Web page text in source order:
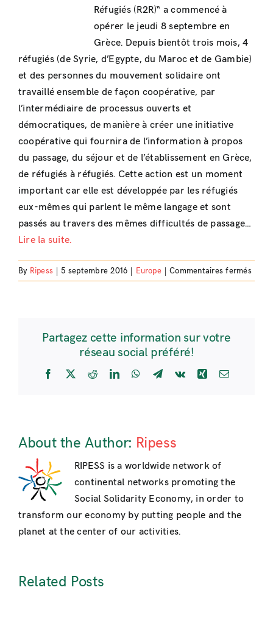
Réfugiés (R2R)“ a commencé à
opérer le jeudi 8 septembre en
Grèce. Depuis bientôt trois mois, 4
réfugiés (de Syrie, d’Egypte, du Maroc et de Gambie)
et des personnes du mouvement solidaire ont
travaillé ensemble de façon coopérative, par
l’intermédiaire de processus ouverts et
démocratiques, de manière à créer une initiative
coopérative qui fournira de l’information à propos
du passage, du séjour et de l’établissement en Grèce,
de réfugiés à réfugiés. Cette action est un moment
important car elle est développée par les réfugiés
eux-mêmes qui parlent le même langage et sont
passés au travers des mêmes difficultés de passage…
Lire la suite.
By Ripess 5 septembre 2016 Europe Commentaires ferméssur
Un
Partagez cette information sur votre
réseau social préféré!
Facebook
X RedditLinkedInWhatsApp
Telegram
Vk Xing Email
About the Author: Ripess
RIPESS is a worldwide network of
continental networks promoting the
Social Solidarity Economy, in order to
transform our economy by putting people and the
planet at the center of our activities.
Related Posts